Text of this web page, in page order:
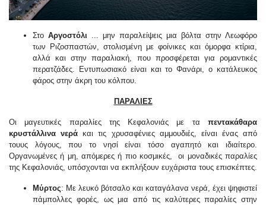
Στο Αργοστόλι ... μην παραλείψεις μια βόλτα στην Λεωφόρο
των Ριζοσπαστών, στολισμένη με φοίνικες και όμορφα κτίρια,
αλλά και στην παραλιακή, που προσφέρεται για ρομαντικές
περατζάδες. Εντυπωσιακό είναι και το Φανάρι, ο κατάλευκος
φάρος στην άκρη του κόλπου.
ΠΑΡΑΛΙΕΣ
Οι μαγευτικές παραλίες της Κεφαλονιάς με τα πεντακάθαρα
κρυστάλλινα νερά και τις χρυσαφένιες αμμουδιές, είναι ένας από
τουυς λόγους, που το νησί είναι τόσο αγαπητό και ιδιαίτερο.
Οργανωμένες ή μη, απόμερες ή πιο κοσμικές, οι μοναδικές παραλίες
της Κεφαλονιάς, υπόσχονται να εκπλήξουν ευχάριστα τους επισκέπτες.
Μύρτος: Με λευκό βότσαλο και καταγάλανα νερά, έχει ψηφιστεί
πάμπολλες φορές, ως μια από τις καλύτερες παραλίες στην